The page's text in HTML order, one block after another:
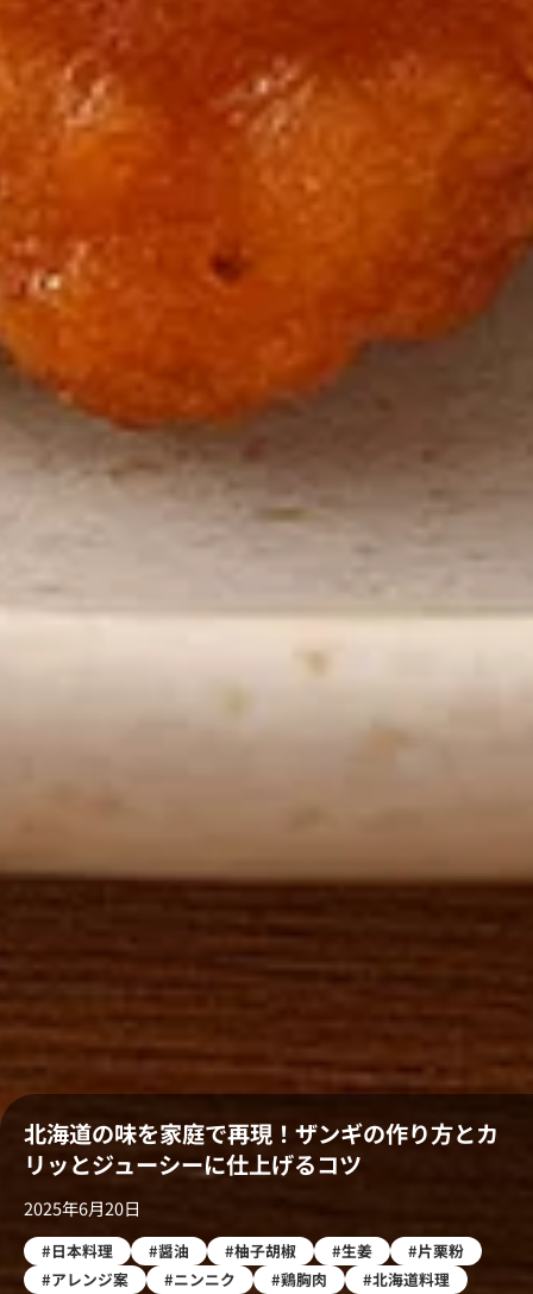
北海道の味を家庭で再現！ザンギの作り方とカ
リッとジューシーに仕上げるコツ
2025年6月20日
#日本料理 #醤油 #柚子胡椒 #生姜
#片栗粉
#アレンジ案
#ニンニク #鶏胸肉
#北海道料理